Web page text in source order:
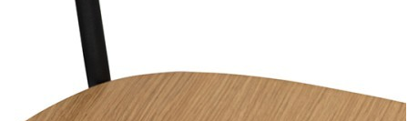
Чайные наборы на 2 персоны
Чайные наборы на 4 персоны
Чайные наборы на 6 персон
Фарфоровые чайные наборы